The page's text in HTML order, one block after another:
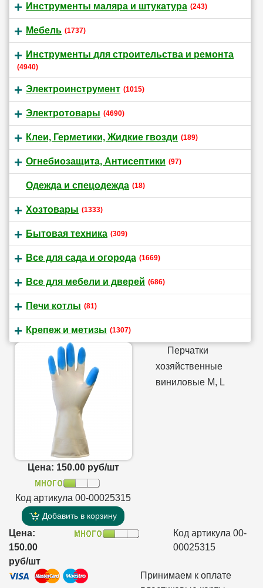
Инструменты маляра и штукатура (243)
Мебель (1737)
Инструменты для строительства и ремонта
(4940)
Электроинструмент (1015)
Электротовары (4690)
Клеи, Герметики, Жидкие гвозди (189)
Огнебиозащита, Антисептики (97)
Одежда и спецодежда (18)
Хозтовары (1333)
Бытовая техника (309)
Все для сада и огорода (1669)
Все для мебели и дверей (686)
Печи котлы (81)
Крепеж и метизы (1307)
Цена: 150.00 руб/шт
Код артикула 00-00025315
Добавить в корзину
Перчатки
хозяйственные
виниловые M, L
Цена:
150.00
руб/шт
Код артикула 00-
00025315
Принимаем к оплате